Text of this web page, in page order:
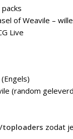
of Weavile –
Live
(Engels)
(random
toploaders zodat